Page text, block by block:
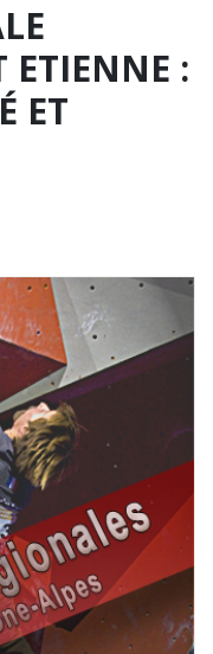
ETIENNE :
ET